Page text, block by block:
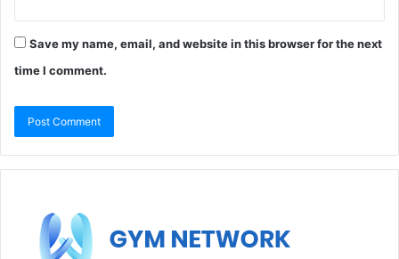
Save my name, email, and website in this browser for the next
time I comment.